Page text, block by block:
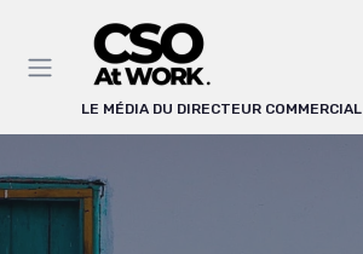
LE MÉDIA DU DIRECTEUR COMMERCIAL